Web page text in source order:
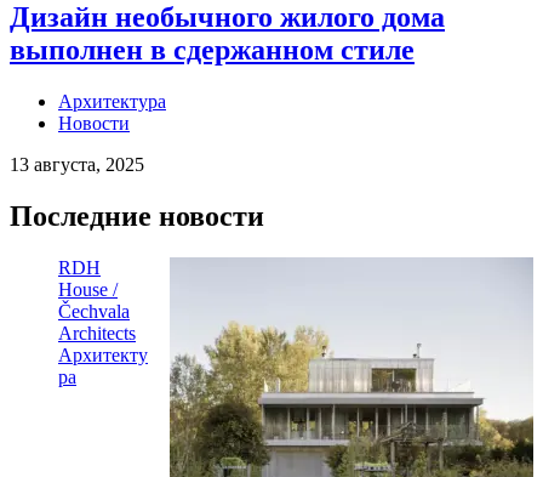
Дизайн необычного жилого дома
выполнен в сдержанном стиле
Архитектура
Новости
13 августа, 2025
Последние новости
RDH
House /
Čechvala
Architects
Архитекту
ра